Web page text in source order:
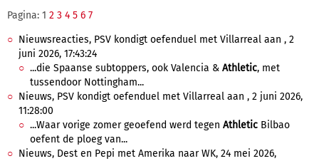
Pagina: 1 2 3 4 5 6 7
Nieuwsreacties, PSV kondigt oefenduel met Villarreal aan , 2
juni 2026, 17:43:24
...die Spaanse subtoppers, ook Valencia & Athletic, met
tussendoor Nottingham...
Nieuws, PSV kondigt oefenduel met Villarreal aan , 2 juni 2026,
11:28:00
...Waar vorige zomer geoefend werd tegen Athletic Bilbao
oefent de ploeg van...
Nieuws, Dest en Pepi met Amerika naar WK, 24 mei 2026,